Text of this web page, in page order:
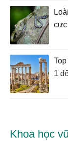
cực
1
Khoa học